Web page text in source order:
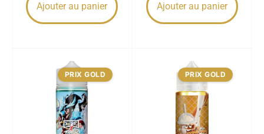
Ajouter au panier Ajouter au panier
PRIX GOLD PRIX GOLD